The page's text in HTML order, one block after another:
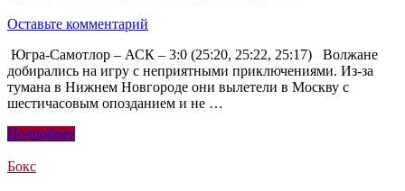
Оставьте комментарий
Югра-Самотлор – АСК – 3:0 (25:20, 25:22, 25:17) Волжане
добирались на игру с неприятными приключениями. Из-за
тумана в Нижнем Новгороде они вылетели в Москву с
шестичасовым опозданием и не …
Подробнее
Бокс